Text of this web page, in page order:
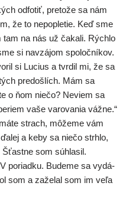
odfo­tiť, pre­to­že sa nám
že to nepo­ple­tie. Keď sme
na nás už čaka­li. Rýchlo
si navzá­jom spo­loč­ní­kov.
si Lucius a tvr­dil mi, že sa
pre­doš­lích. Mám sa
o ňom nie­čo? Neviem sa
vaše varo­va­nia váž­ne.“
strach, môže­me vám
a keby sa nie­čo strh­lo,
Šťastne som súhla­sil.
poriad­ku. Budeme sa vydá­
som a zaže­lal som im veľa